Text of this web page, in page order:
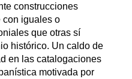
construcciones
con iguales o
que otras sí
histórico. Un caldo de
en las catalogaciones
motivada por